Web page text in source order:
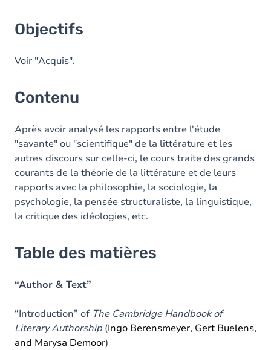
Objectifs
Voir "Acquis".
Contenu
Après avoir analysé les rapports entre l'étude
"savante" ou "scientifique" de la littérature et les
autres discours sur celle-ci, le cours traite des grands
courants de la théorie de la littérature et de leurs
rapports avec la philosophie, la sociologie, la
psychologie, la pensée structuraliste, la linguistique,
la critique des idéologies, etc.
Table des matières
“Author & Text”
“Introduction” of The Cambridge Handbook of
Literary Authorship (Ingo Berensmeyer, Gert Buelens,
and Marysa Demoor)